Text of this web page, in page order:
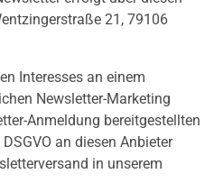
21, 79106
Interesses an einem
Newsletter-Marketing
Anmeldung bereitgestellten
an diesen Anbieter
in unserem